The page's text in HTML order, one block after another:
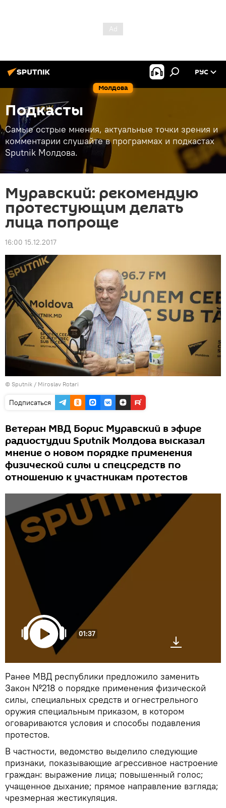
Молдова
РУС
Подкасты
Самые острые мнения, актуальные точки зрения и
комментарии слушайте в программах и подкастах
Sputnik Молдова.
Муравский: рекомендую
протестующим делать
лица попроще
16:00 15.12.2017
© Sputnik / Miroslav Rotari
Подписаться
Ветеран МВД Борис Муравский в эфире
радиостудии Sputnik Молдова высказал
мнение о новом порядке применения
физической силы и спецсредств по
отношению к участникам протестов
01:37
Ранее МВД республики предложило заменить
Закон №218 о порядке применения физической
силы, специальных средств и огнестрельного
оружия специальным приказом, в котором
оговариваются условия и способы подавления
протестов.
В частности, ведомство выделило следующие
признаки, показывающие агрессивное настроение
граждан: выражение лица; повышенный голос;
учащенное дыхание; прямое направление взгляда;
чрезмерная жестикуляция.